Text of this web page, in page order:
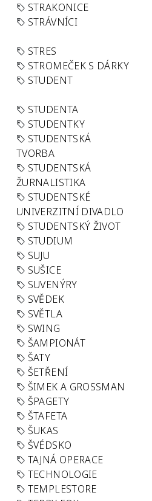
STRAKONICE
STRÁVNÍCI
STRES
STROMEČEK S DÁRKY
STUDENT
STUDENTA
STUDENTKY
STUDENTSKÁ
TVORBA
STUDENTSKÁ
ŽURNALISTIKA
STUDENTSKÉ
UNIVERZITNÍ DIVADLO
STUDENTSKÝ ŽIVOT
STUDIUM
SUJU
SUŠICE
SUVENÝRY
SVĚDEK
SVĚTLA
SWING
ŠAMPIONÁT
ŠATY
ŠETŘENÍ
ŠIMEK A GROSSMAN
ŠPAGETY
ŠTAFETA
ŠUKAS
ŠVÉDSKO
TAJNÁ OPERACE
TECHNOLOGIE
TEMPLESTORE